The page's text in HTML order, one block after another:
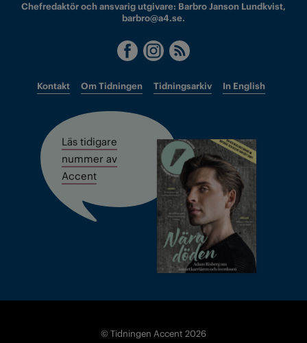
Chefredaktör och ansvarig utgivare: Barbro Janson Lundkvist,
barbro@a4.se.
Kontakt Om Tidningen Tidningsarkiv In English
Läs tidigare
nummer av
Accent
© Tidningen Accent 2026